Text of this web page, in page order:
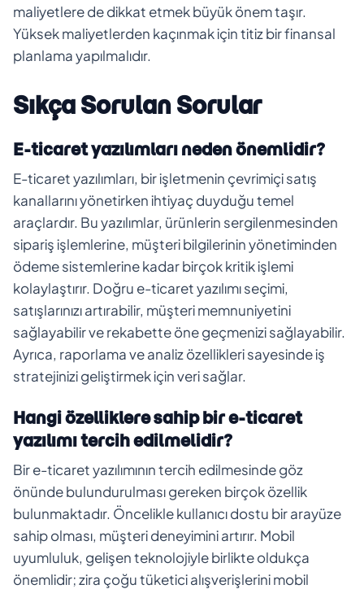
maliyetlere de dikkat etmek büyük önem taşır.
Yüksek maliyetlerden kaçınmak için titiz bir finansal
planlama yapılmalıdır.
Sıkça Sorulan Sorular
E-ticaret yazılımları neden önemlidir?
E-ticaret yazılımları, bir işletmenin çevrimiçi satış
kanallarını yönetirken ihtiyaç duyduğu temel
araçlardır. Bu yazılımlar, ürünlerin sergilenmesinden
sipariş işlemlerine, müşteri bilgilerinin yönetiminden
ödeme sistemlerine kadar birçok kritik işlemi
kolaylaştırır. Doğru e-ticaret yazılımı seçimi,
satışlarınızı artırabilir, müşteri memnuniyetini
sağlayabilir ve rekabette öne geçmenizi sağlayabilir.
Ayrıca, raporlama ve analiz özellikleri sayesinde iş
stratejinizi geliştirmek için veri sağlar.
Hangi özelliklere sahip bir e-ticaret
yazılımı tercih edilmelidir?
Bir e-ticaret yazılımının tercih edilmesinde göz
önünde bulundurulması gereken birçok özellik
bulunmaktadır. Öncelikle kullanıcı dostu bir arayüze
sahip olması, müşteri deneyimini artırır. Mobil
uyumluluk, gelişen teknolojiyle birlikte oldukça
önemlidir; zira çoğu tüketici alışverişlerini mobil